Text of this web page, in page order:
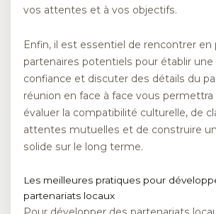
vos attentes et à vos objectifs.
Enfin, il est essentiel de rencontrer en
partenaires potentiels pour établir une
confiance et discuter des détails du
réunion en face à face vous
évaluer la compatibilité culturelle, de
attentes mutuelles et de construire
solide sur le long terme.
Les meilleures pratiques pour
partenariats locaux